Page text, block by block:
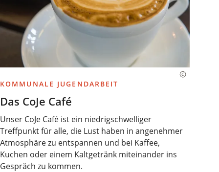
KOMMUNALE JUGENDARBEIT
Das CoJe Café
Unser CoJe Café ist ein niedrigschwelliger
Treffpunkt für alle, die Lust haben in angenehmer
Atmosphäre zu entspannen und bei Kaffee,
Kuchen oder einem Kaltgetränk miteinander ins
Gespräch zu kommen.